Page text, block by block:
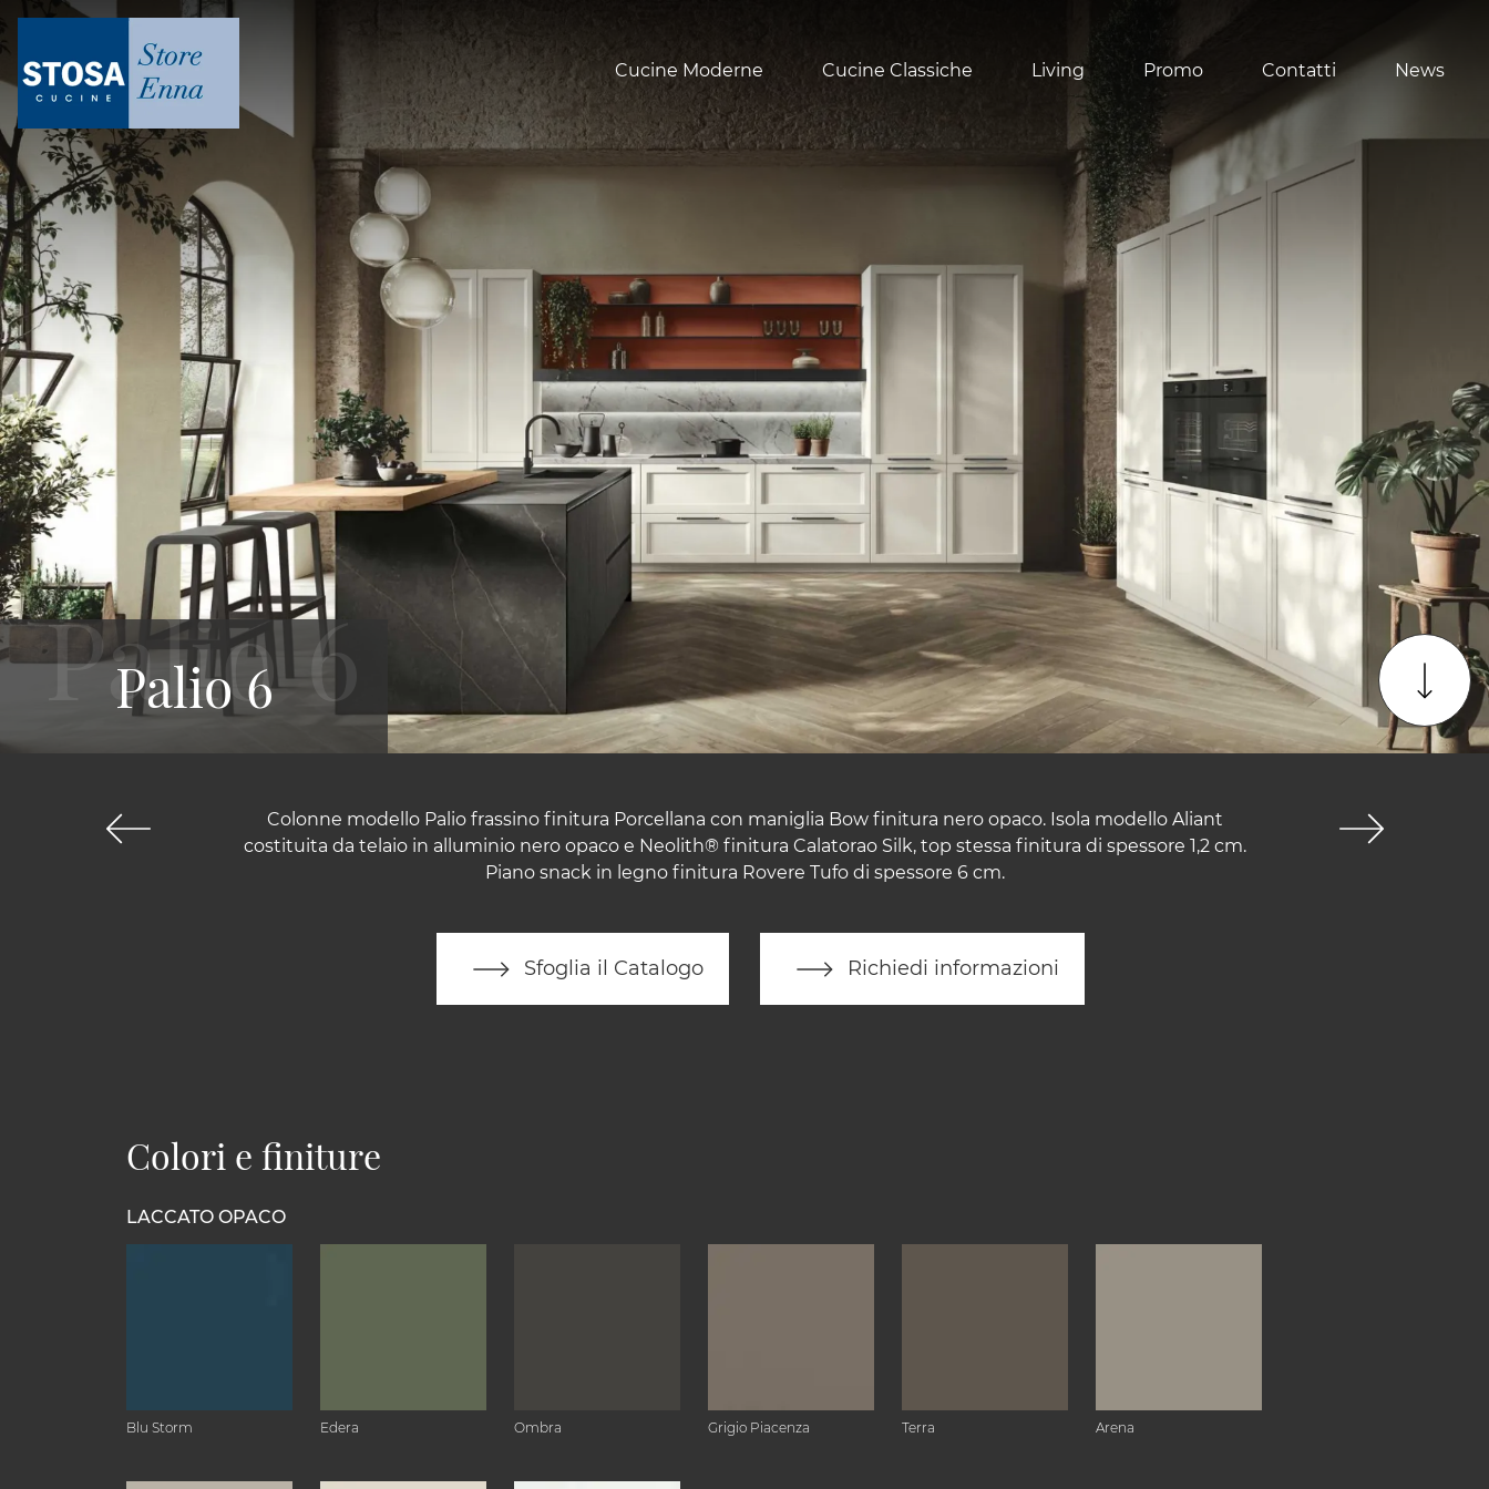
Cucine Moderne Cucine Classiche Living Promo Contatti News
Colonne modello Palio frassino finitura Porcellana con maniglia Bow finitura nero opaco. Isola modello Aliant
costituita da telaio in alluminio nero opaco e Neolith® finitura Calatorao Silk, top stessa finitura di spessore 1,2 cm.
Piano snack in legno finitura Rovere Tufo di spessore 6 cm.
Sfoglia il Catalogo Richiedi informazioni
Palio 6
Colori e finiture
LACCATO OPACO
Blu Storm Edera Ombra Grigio Piacenza Terra Arena